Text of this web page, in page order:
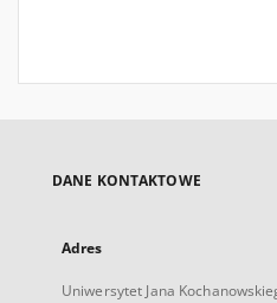
DANE KONTAKTOWE
Adres
Uniwersytet Jana